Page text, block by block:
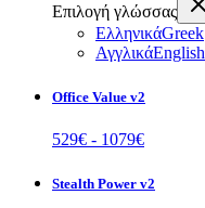
Επιλογή γλώσσας
ΕλληνικάGreek
ΑγγλικάEnglish
Office Value v2
529€ - 1079€
Stealth Power v2